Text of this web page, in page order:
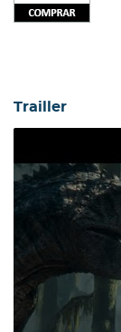
Trailler